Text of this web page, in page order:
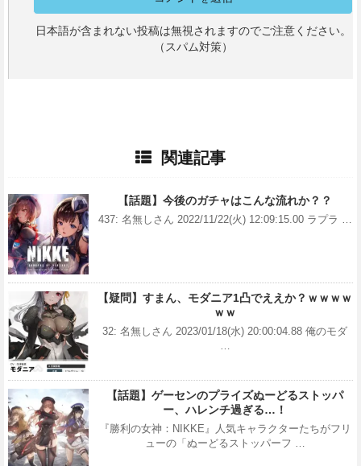
日本語が含まれない投稿は無視されますのでご注意ください。
（スパム対策）
関連記事
【話題】今後のガチャはこんな流れか？？
437: 名無しさん 2022/11/22(火) 12:09:15.00 ラプラ …
【疑問】すまん、モダニア1凸でええか？ｗｗｗｗ
ｗｗ
32: 名無しさん 2023/01/18(水) 20:00:04.88 俺のモダ
【話題】ゲーセンのプライズぬーどるストッパ
ー、ハレンチ過ぎる…！
『勝利の女神：NIKKE』人気キャラクターたちがフリ
ューの「ぬーどるストッパーフ …